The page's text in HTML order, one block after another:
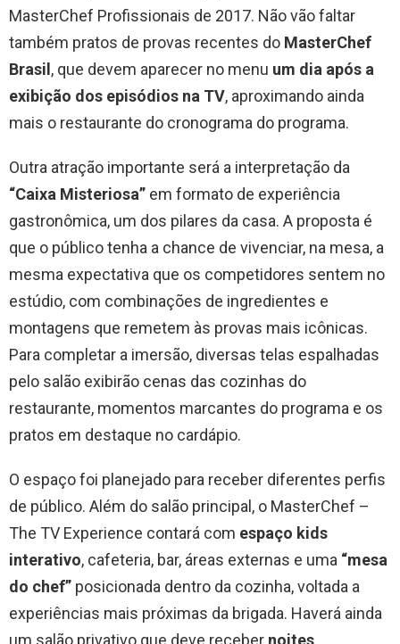
MasterChef Profissionais de 2017. Não vão faltar
também pratos de provas recentes do MasterChef
Brasil , que devem aparecer no menu um dia após a
exibição dos episódios na TV, aproximando ainda
mais o restaurante do cronograma do programa.
Outra atração importante será a interpretação da
“Caixa Misteriosa” em formato de experiência
gastronômica, um dos pilares da casa. A proposta é
que o público tenha a chance de vivenciar, na mesa, a
mesma expectativa que os competidores sentem no
estúdio, com combinações de ingredientes e
montagens que remetem às provas mais icônicas.
Para completar a imersão, diversas telas espalhadas
pelo salão exibirão cenas das cozinhas do
restaurante, momentos marcantes do programa e os
pratos em destaque no cardápio.
O espaço foi planejado para receber diferentes perfis
de público. Além do salão principal, o MasterChef –
The TV Experience contará com espaço kids
interativo, cafeteria, bar, áreas externas e uma “mesa
do chef” posicionada dentro da cozinha, voltada a
experiências mais próximas da brigada. Haverá ainda
um salão privativo que deve receber noites